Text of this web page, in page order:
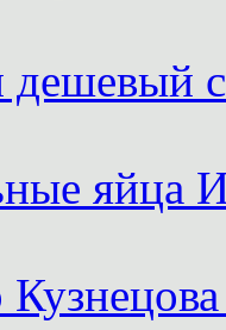
дешевый
яйца